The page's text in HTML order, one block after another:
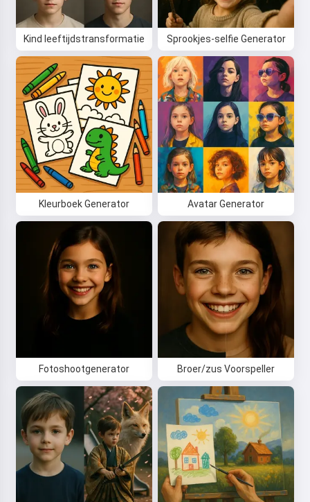
Kind leeftijdstransformatie Sprookjes-selfie Generator
Kleurboek Generator Avatar Generator
Fotoshootgenerator Broer/zus Voorspeller
Hoi! Ik ben Storiko 👋
Ik vertel magische
bedtijdverhalen voor je kinderen
🌟
Lees een verhaal
Door de dienst te gebruiken, accepteer je:
Servicevoorwaarden
Privacybeleid, Terugbetalingsbeleid